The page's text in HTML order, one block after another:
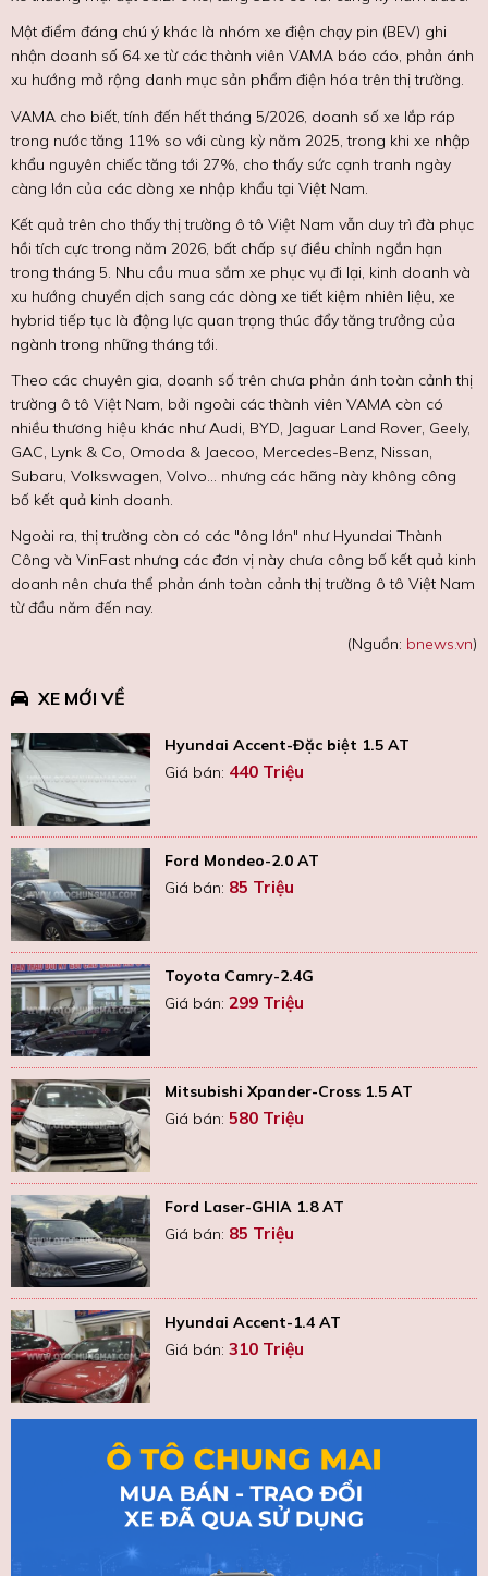
Một điểm đáng chú ý khác là nhóm xe điện chạy pin (BEV) ghi
nhận doanh số 64 xe từ các thành viên VAMA báo cáo, phản ánh
xu hướng mở rộng danh mục sản phẩm điện hóa trên thị trường.
​VAMA cho biết, tính đến hết tháng 5/2026, doanh số xe lắp ráp
trong nước tăng 11% so với cùng kỳ năm 2025, trong khi xe nhập
khẩu nguyên chiếc tăng tới 27%, cho thấy sức cạnh tranh ngày
càng lớn của các dòng xe nhập khẩu tại Việt Nam.
Kết quả trên cho thấy thị trường ô tô Việt Nam vẫn duy trì đà phục
hồi tích cực trong năm 2026, bất chấp sự điều chỉnh ngắn hạn
trong tháng 5. Nhu cầu mua sắm xe phục vụ đi lại, kinh doanh và
xu hướng chuyển dịch sang các dòng xe tiết kiệm nhiên liệu, xe
hybrid tiếp tục là động lực quan trọng thúc đẩy tăng trưởng của
ngành trong những tháng tới.
Theo các chuyên gia, doanh số trên chưa phản ánh toàn cảnh thị
trường ô tô Việt Nam, bởi ngoài các thành viên VAMA còn có
nhiều thương hiệu khác như Audi, BYD, Jaguar Land Rover, Geely,
GAC, Lynk & Co, Omoda & Jaecoo, Mercedes-Benz, Nissan,
Subaru, Volkswagen, Volvo... nhưng các hãng này không công
bố kết quả kinh doanh.
Ngoài ra, thị trường còn có các "ông lớn" như Hyundai Thành
Công và VinFast nhưng các đơn vị này chưa công bố kết quả kinh
doanh nên chưa thể phản ánh toàn cảnh thị trường ô tô Việt Nam
từ đầu năm đến nay.
(Nguồn: bnews.vn)
XE MỚI VỀ
Hyundai Accent-Đặc biệt 1.5 AT
Giá bán: 440 Triệu
Ford Mondeo-2.0 AT
Giá bán: 85 Triệu
Toyota Camry-2.4G
Giá bán:299 Triệu
Mitsubishi Xpander-Cross 1.5 AT
Giá bán:580 Triệu
Ford Laser-GHIA 1.8 AT
Giá bán: 85 Triệu
Hyundai Accent-1.4 AT
Giá bán:310 Triệu